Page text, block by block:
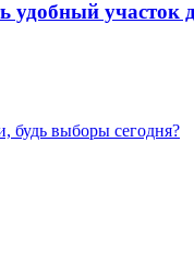
участок
будь выборы сегодня?